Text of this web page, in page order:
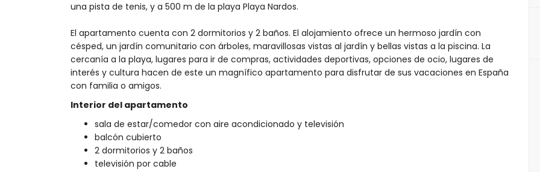
una pista de tenis, y a 500 m de la playa Playa Nardos.
El apartamento cuenta con 2 dormitorios y 2 baños. El alojamiento ofrece un hermoso jardín con
césped, un jardín comunitario con árboles, maravillosas vistas al jardín y bellas vistas a la piscina. La
cercanía a la playa, lugares para ir de compras, actividades deportivas, opciones de ocio, lugares de
interés y cultura hacen de este un magnífico apartamento para disfrutar de sus vacaciones en España
con familia o amigos.
Interior del apartamento
sala de estar/comedor con aire acondicionado y televisión
balcón cubierto
2 dormitorios y 2 baños
televisión por cable